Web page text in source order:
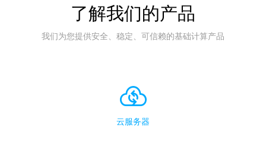
了解我们的产品
我们为您提供安全、稳定、可信赖的基础计算产品
云服务器